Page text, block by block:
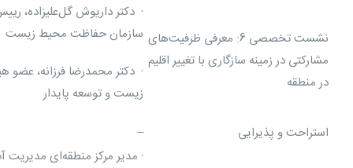
نشست تخصصی 6: معرفی ظرفیت‌های
مشارکتی در زمینه سازگاری با تغییر اقلیم
در منطقه
· دکتر داریوش گل‌علیزاده،
سازمان حفاظت محیط زیست
· دکتر محمدرضا فرزانه،
زیست و توسعه پایدار
استراحت و پذیرایی
–
· مدیر مرکز منطقه‌ای